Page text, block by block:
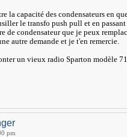
la capacité des condensateurs en
le transfo push pull et en
de condensateur que je peux
autre demande et je t'en remercie.
un vieux radio Sparton modèle
pm